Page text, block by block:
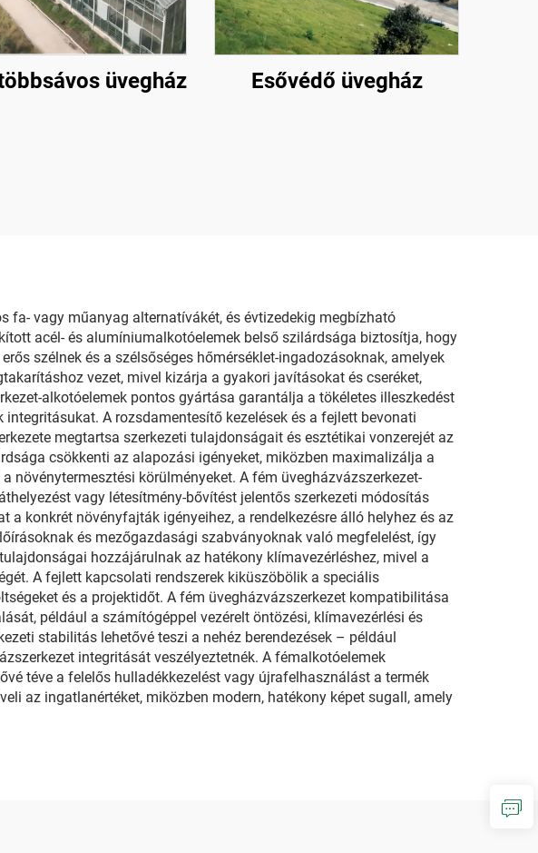
üvegház Esővédő üvegház
vagy műanyag alternatívákét, és évtizedekig megbízható
acél- és alumíniumalkotóelemek belső szilárdsága biztosítja, hogy
szélnek és a szélsőséges hőmérséklet-ingadozásoknak, amelyek
vezet, mivel kizárja a gyakori javításokat és cseréket,
alkotóelemek pontos gyártása garantálja a tökéletes illeszkedést
A rozsdamentesítő kezelések és a fejlett bevonati
megtartsa szerkezeti tulajdonságait és esztétikai vonzerejét az
csökkenti az alapozási igényeket, miközben maximalizálja a
növénytermesztési körülményeket. A fém üvegházvázszerkezet-
vagy létesítmény-bővítést jelentős szerkezeti módosítás
konkrét növényfajták igényeihez, a rendelkezésre álló helyhez és az
és mezőgazdasági szabványoknak való megfelelést, így
hozzájárulnak az hatékony klímavezérléshez, mivel a
A fejlett kapcsolati rendszerek kiküszöbölik a speciális
és a projektidőt. A fém üvegházvázszerkezet kompatibilitása
például a számítógéppel vezérelt öntözési, klímavezérlési és
stabilitás lehetővé teszi a nehéz berendezések – például
integritását veszélyeztetnék. A fémalkotóelemek
téve a felelős hulladékkezelést vagy újrafelhasználást a termék
az ingatlanértéket, miközben modern, hatékony képet sugall, amely